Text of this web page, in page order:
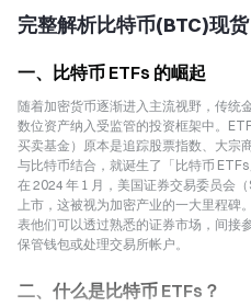
完整解析比特币(BTC)现
一、比特币 ETFs 的崛起
随着加密货币逐渐进入主流视野，传统
数位资产纳入受监管的投资框架中。
买卖基金）原本是追踪股票指数、大宗
与比特币结合，就诞生了「比特币 ETFs
在 2024 年 1 月，美国证券交易委员会
上市，这被视为加密产业的一大里程碑
表他们可以透过熟悉的证券市场，间接
保管钱包或处理交易所帐户。
二、什么是比特币 ETFs？